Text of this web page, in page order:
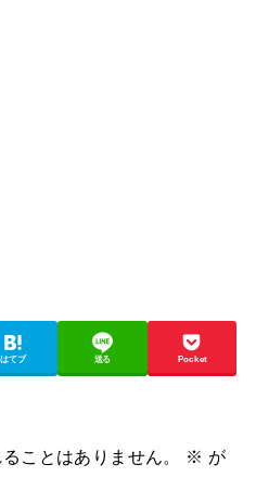
はてブ 送る Pocket
ことはありません。 ※ が